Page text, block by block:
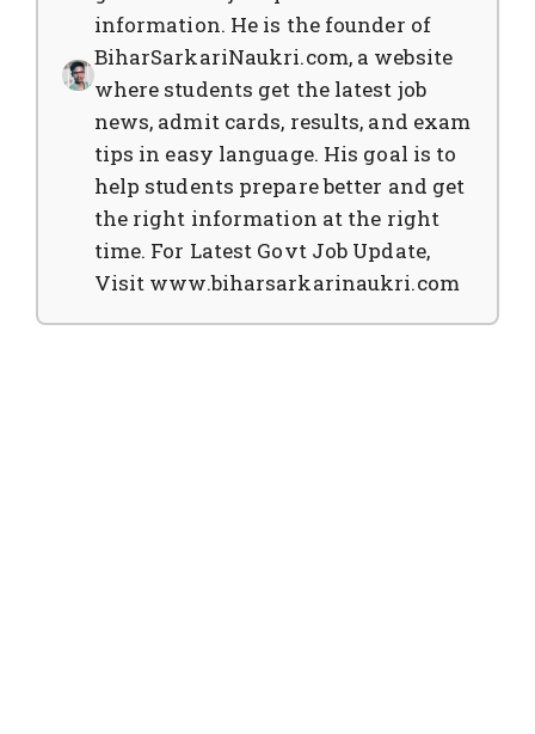
information. He is the founder of
BiharSarkariNaukri.com, a website
where students get the latest job
news, admit cards, results, and exam
tips in easy language. His goal is to
help students prepare better and get
the right information at the right
time. For Latest Govt Job Update,
Visit www.biharsarkarinaukri.com